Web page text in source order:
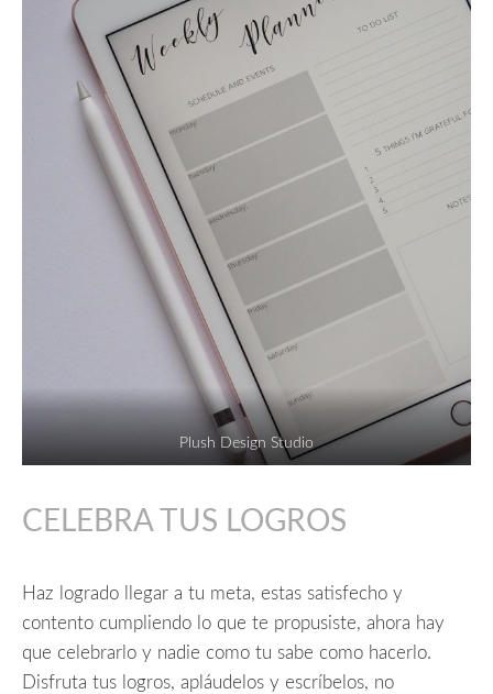
Plush Design Studio
CELEBRA TUS LOGROS
Haz logrado llegar a tu meta, estas satisfecho y
contento cumpliendo lo que te propusiste, ahora hay
que celebrarlo y nadie como tu sabe como hacerlo.
Disfruta tus logros, apláudelos y escríbelos, no